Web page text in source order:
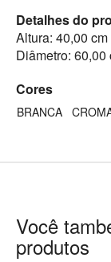
Detalhes do
Altura: 40,00 cm
Diâmetro: 60,00
Cores
BRANCA
Você
produtos